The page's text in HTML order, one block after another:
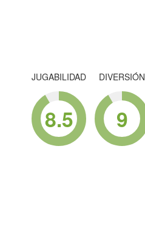
DIVERSIÓN
9
JUGABILIDAD
8.5